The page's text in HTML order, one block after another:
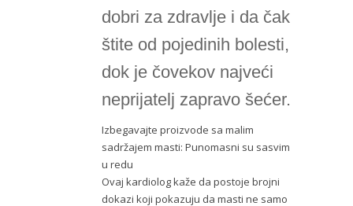
dobri za zdravlje i da čak
štite od pojedinih bolesti,
dok je čovekov najveći
neprijatelj zapravo šećer.
Izbegavajte proizvode sa malim
sadržajem masti: Punomasni su sasvim
u redu
Ovaj kardiolog kaže da postoje brojni
dokazi koji pokazuju da masti ne samo